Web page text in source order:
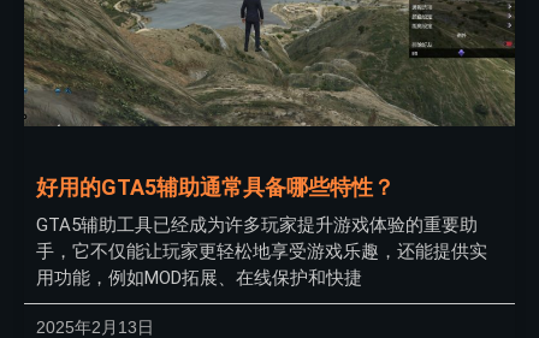
好用的GTA5辅助通常具备哪些特性？
GTA5辅助工具已经成为许多玩家提升游戏体验的重要助
手，它不仅能让玩家更轻松地享受游戏乐趣，还能提供实
用功能，例如MOD拓展、在线保护和快捷
2025年2月13日